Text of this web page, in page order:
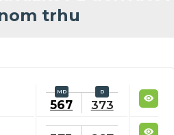
trhu
567 373